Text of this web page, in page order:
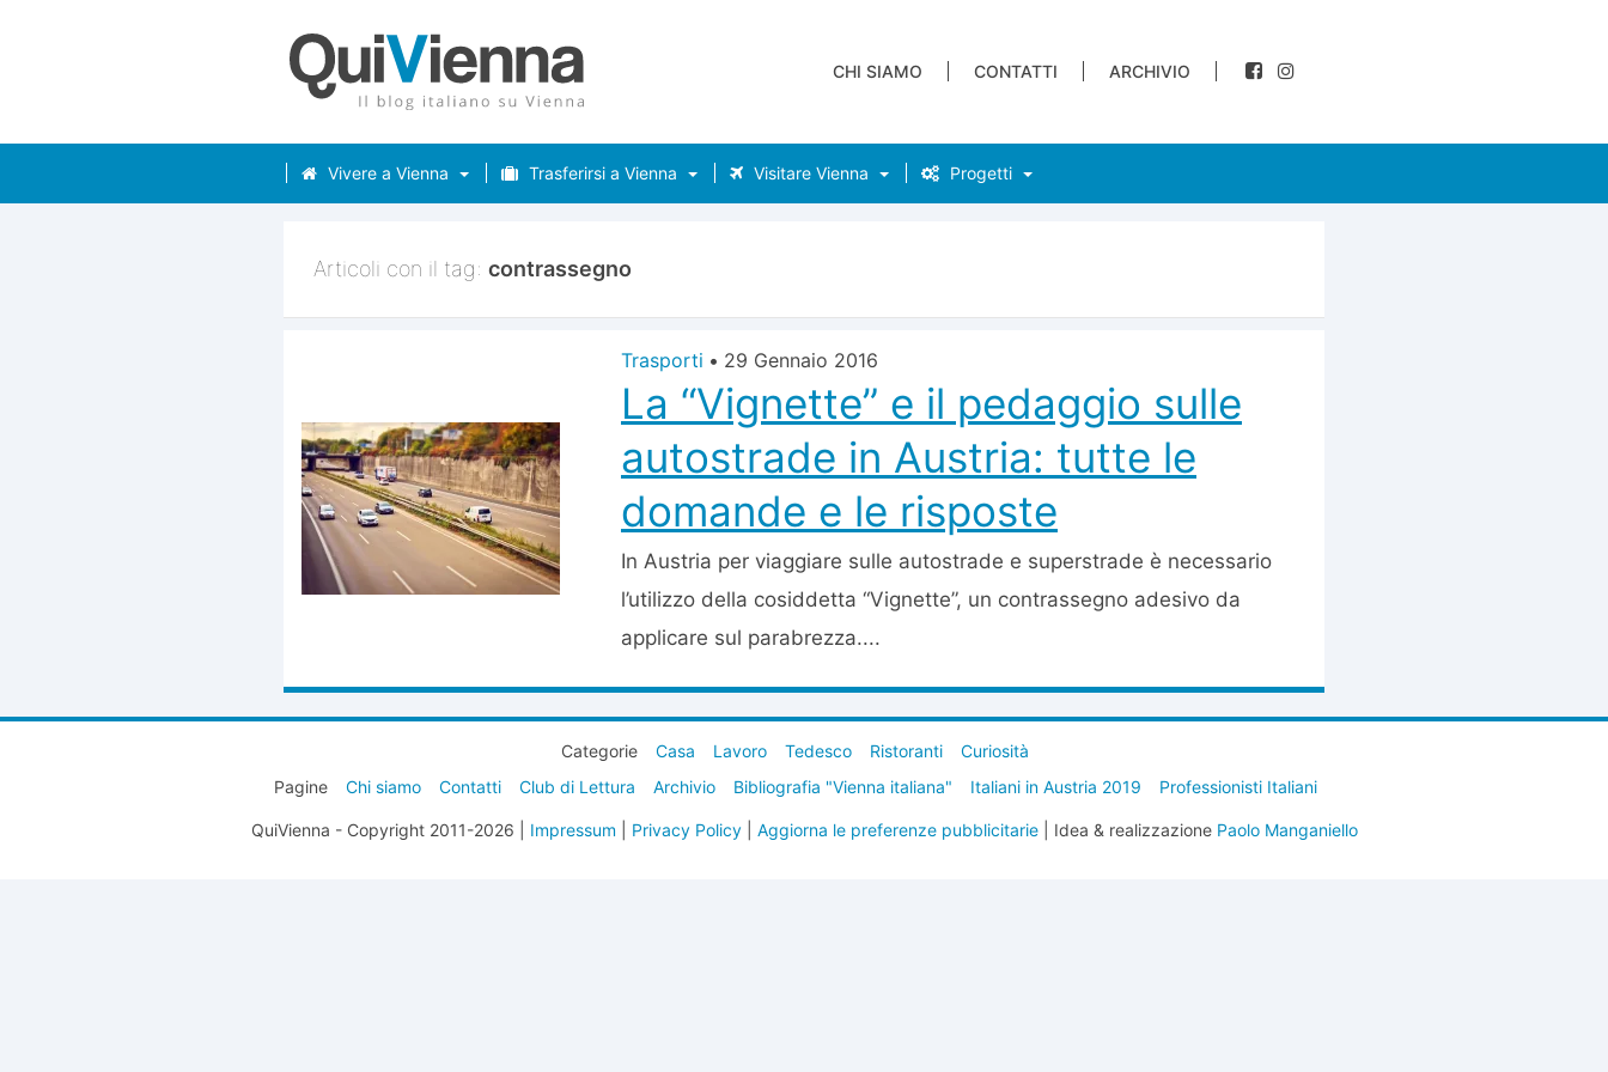
CHI SIAMO CONTATTI ARCHIVIO
Vivere a Vienna Trasferirsi a Vienna Visitare Vienna Progetti
Articoli con il tag: contrassegno
Trasporti • 29 Gennaio 2016
La “Vignette” e il pedaggio sulle
autostrade in Austria: tutte le
domande e le risposte
In Austria per viaggiare sulle autostrade e superstrade è necessario
l’utilizzo della cosiddetta “Vignette”, un contrassegno adesivo da
applicare sul parabrezza....
Categorie Casa Lavoro Tedesco Ristoranti
Curiosità
Pagine
Chi siamo Contatti Club di Lettura Archivio Bibliografia "Vienna italiana" Italiani in Austria 2019 Professionisti Italiani
QuiVienna - Copyright 2011-2026 | Impressum Privacy Policy| Aggiorna le preferenze pubblicitarie| Idea & realizzazione Paolo Manganiello